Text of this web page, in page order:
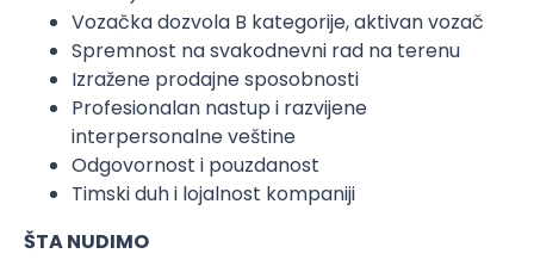
Vozačka dozvola B kategorije, aktivan vozač
Spremnost na svakodnevni rad na terenu
Izražene prodajne sposobnosti
Profesionalan nastup i razvijene
interpersonalne veštine
Odgovornost i pouzdanost
Timski duh i lojalnost kompaniji
ŠTA NUDIMO